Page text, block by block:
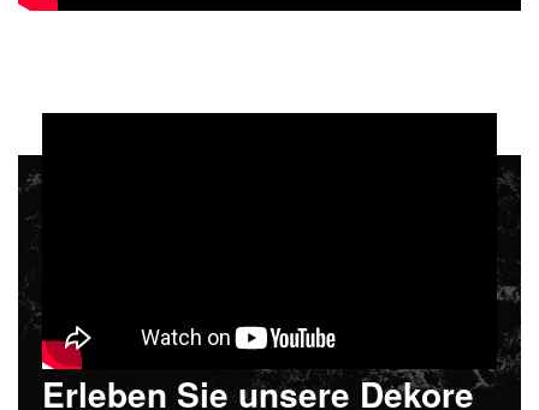
Erleben Sie unsere Dekore